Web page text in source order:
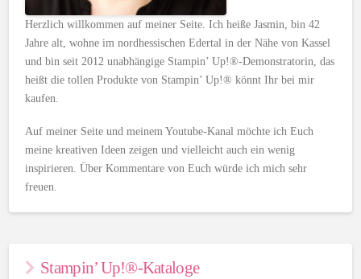
Herzlich willkommen auf meiner Seite. Ich heiße Jasmin, bin 42
Jahre alt, wohne im nordhessischen Edertal in der Nähe von Kassel
und bin seit 2012 unabhängige Stampin’ Up!®-Demonstratorin, das
heißt die tollen Produkte von Stampin’ Up!® könnt Ihr bei mir
kaufen.
Auf meiner Seite und meinem Youtube-Kanal möchte ich Euch
meine kreativen Ideen zeigen und vielleicht auch ein wenig
inspirieren. Über Kommentare von Euch würde ich mich sehr
freuen.
Stampin’ Up!®-Kataloge